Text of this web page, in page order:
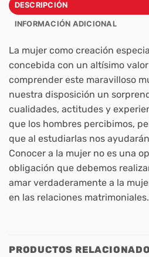
DESCRIPCIÓN
INFORMACIÓN ADICIONAL
La mujer como creación
concebida con un altísimo
comprender este maravilloso
nuestra disposición un
cualidades, actitudes y
que los hombres percibimos,
que al estudiarlas nos
Conocer a la mujer no es una
obligación que debemos
amar verdaderamente a la
en las relaciones matrimoniales.
PRODUCTOS